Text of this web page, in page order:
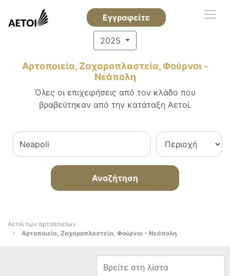
Εγγραφείτε
2025
Αρτοποιεία, Ζαχαροπλαστεία, Φούρνοι -
Νεάπολη
Όλες οι επιχειρήσεις από τον κλάδο που
βραβεύτηκαν από την κατάταξη Αετοί.
Αναζήτηση
Αετοί των αρτοποιείων
Αρτοποιεία, Ζαχαροπλαστεία, Φούρνοι - Νεάπολη